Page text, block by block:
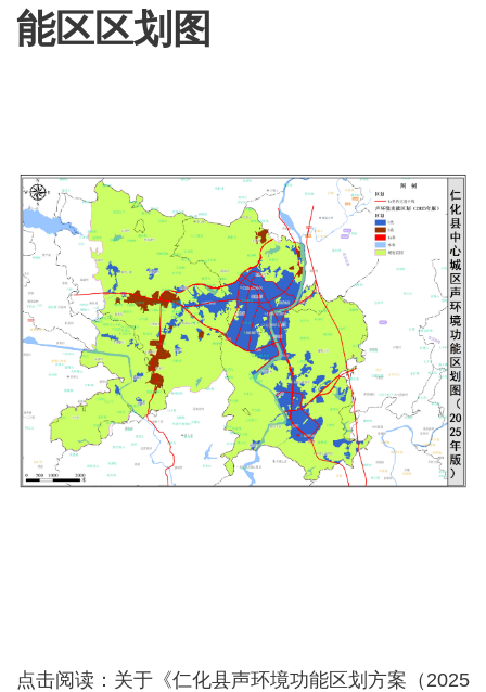
能区区划图
点击阅读： 关于《仁化县声环境功能区划方案（2025